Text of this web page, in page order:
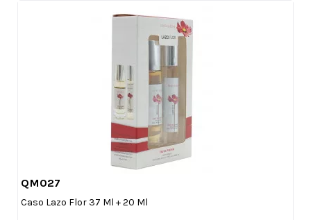
QM027
Caso Lazo Flor 37 Ml + 20 Ml